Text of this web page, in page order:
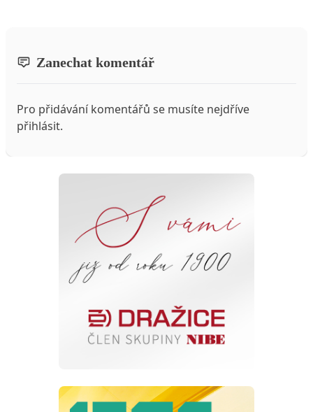
Zanechat komentář
Pro přidávání komentářů se musíte nejdříve
přihlásit.